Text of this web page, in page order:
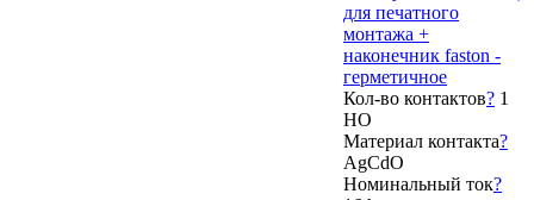
для печатного
монтажа +
наконечник faston -
герметичное
Кол-во контактов? 1
НО
Материал контакта?
AgCdO
Номинальный ток?